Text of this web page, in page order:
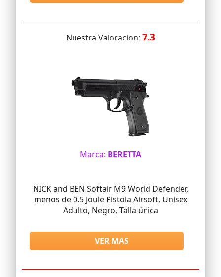
Nuestra Valoracion: 7.3
Marca: BERETTA
NICK and BEN Softair M9 World Defender,
menos de 0.5 Joule Pistola Airsoft, Unisex
Adulto, Negro, Talla única
VER MAS